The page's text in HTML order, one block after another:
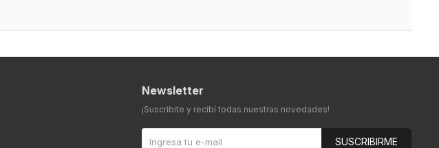
Newsletter
¡Suscribite y recibí todas nuestras novedades!
SUSCRIBIRME